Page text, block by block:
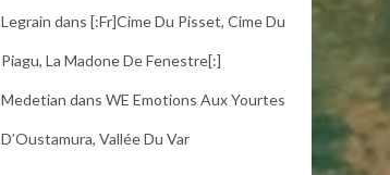
Legrain dans [:fr]Cime Du Pisset, Cime Du
Piagu, La Madone De Fenestre[:]
Medetian dans WE Emotions Aux Yourtes
D’Oustamura, Vallée Du Var